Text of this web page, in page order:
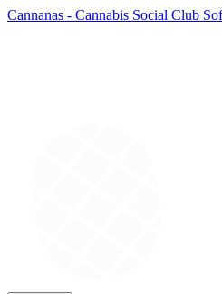
Cannanas - Cannabis Social Club